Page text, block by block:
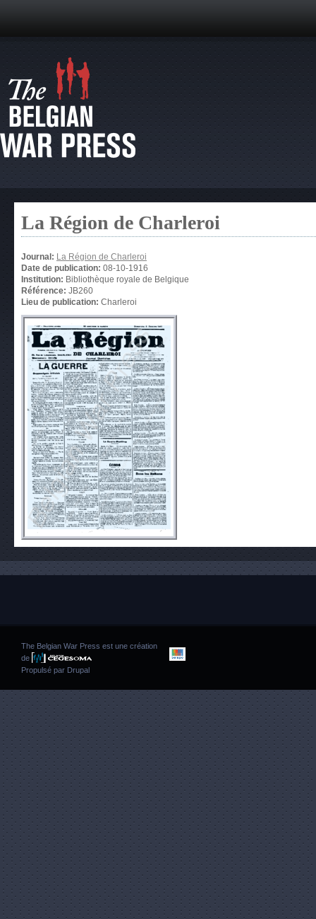
La Région de Charleroi
Journal: La Région de Charleroi
Date de publication: 08-10-1916
Institution: Bibliothèque royale de Belgique
Référence: JB260
Lieu de publication: Charleroi
The Belgian War Press est une création
de
Propulsé par Drupal